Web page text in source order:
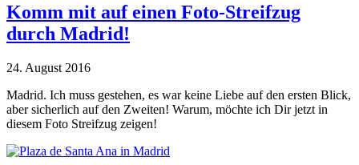
Komm mit auf einen Foto-Streifzug
durch Madrid!
24. August 2016
Madrid. Ich muss gestehen, es war keine Liebe auf den ersten Blick,
aber sicherlich auf den Zweiten! Warum, möchte ich Dir jetzt in
diesem Foto Streifzug zeigen!